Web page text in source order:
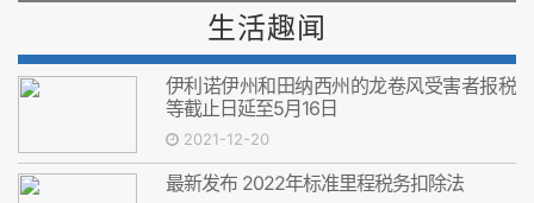
生活趣闻
伊利诺伊州和田纳西州的龙卷风受害者报税
等截止日延至5月16日
2021-12-20
最新发布 2022年标准里程税务扣除法